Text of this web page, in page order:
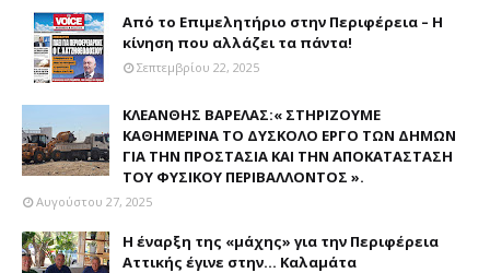
Από το Επιμελητήριο στην Περιφέρεια – Η
κίνηση που αλλάζει τα πάντα!
Σεπτεμβρίου 22, 2025
ΚΛΕΑΝΘΗΣ ΒΑΡΕΛΑΣ:« ΣΤΗΡΙΖΟΥΜΕ
ΚΑΘΗΜΕΡΙΝΑ ΤΟ ΔΥΣΚΟΛΟ ΕΡΓΟ ΤΩΝ ΔΗΜΩΝ
ΓΙΑ ΤΗΝ ΠΡΟΣΤΑΣΙΑ ΚΑΙ ΤΗΝ ΑΠΟΚΑΤΑΣΤΑΣΗ
ΤΟΥ ΦΥΣΙΚΟΥ ΠΕΡΙΒΑΛΛΟΝΤΟΣ ».
Αυγούστου 27, 2025
Η έναρξη της «μάχης» για την Περιφέρεια
Αττικής έγινε στην... Καλαμάτα